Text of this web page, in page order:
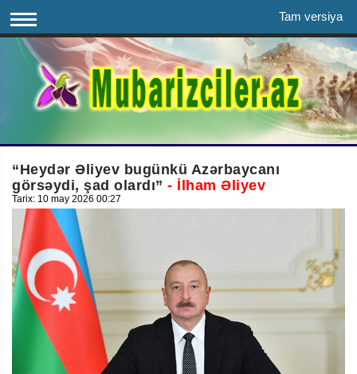
Tam versiya
“Heydər Əliyev bugünkü Azərbaycanı
görsəydi, şad olardı” - İlham Əliyev
Tarix: 10 may 2026 00:27